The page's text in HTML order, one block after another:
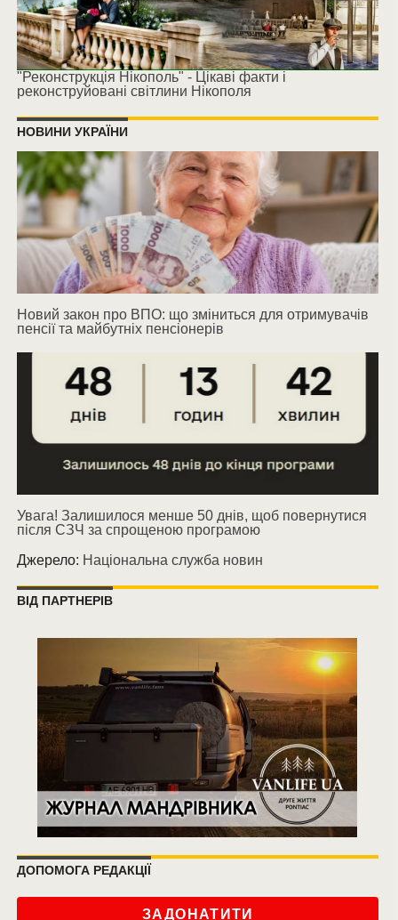
"Реконструкція Нікополь" - Цікаві факти і
реконструйовані світлини Нікополя
НОВИНИ УКРАЇНИ
Новий закон про ВПО: що зміниться для отримувачів
пенсії та майбутніх пенсіонерів
Увага! Залишилося менше 50 днів, щоб повернутися
після СЗЧ за спрощеною програмою
Джерело: Національна служба новин
ВІД ПАРТНЕРІВ
ДОПОМОГА РЕДАКЦІЇ
ЗАДОНАТИТИ